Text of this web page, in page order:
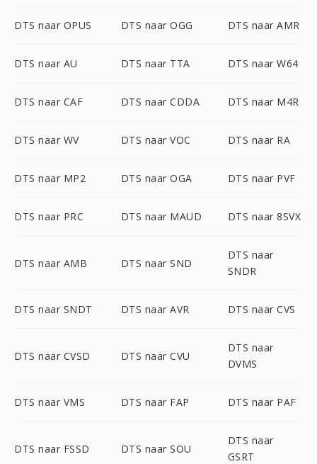
DTS naar OPUS DTS naar OGG DTS naar AMR
DTS naar AU DTS naar TTA DTS naar W64
DTS naar CAF DTS naar CDDA DTS naar M4R
DTS naar WV DTS naar VOC DTS naar RA
DTS naar MP2 DTS naar OGA DTS naar PVF
DTS naar PRC DTS naar MAUD DTS naar 8SVX
DTS naar AMB DTS naar SND
DTS naar
SNDR
DTS naar SNDT DTS naar AVR DTS naar CVS
DTS naar CVSD DTS naar CVU
DTS naar
DVMS
DTS naar VMS DTS naar FAP DTS naar PAF
DTS naar FSSD DTS naar SOU
DTS naar
GSRT